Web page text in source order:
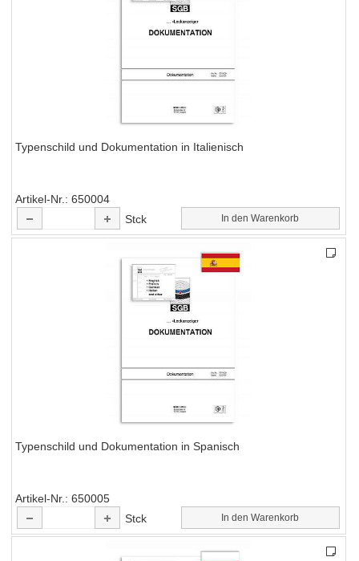
Typenschild und Dokumentation in Italienisch
Artikel-Nr.
650004
Stck
In den Warenkorb
Typenschild und Dokumentation in Spanisch
Artikel-Nr.
650005
Stck
In den Warenkorb